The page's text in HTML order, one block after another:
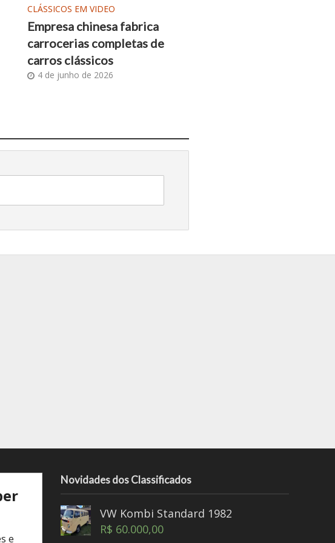
CLÁSSICOS EM VIDEO
Empresa chinesa fabrica
carrocerias completas de
carros clássicos
4 de junho de 2026
Novidades dos Classificados
VW Kombi Standard 1982
R$ 60.000,00